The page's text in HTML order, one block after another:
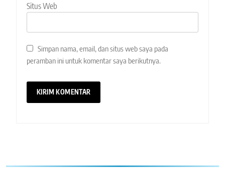
Situs Web
Simpan nama, email, dan situs web saya pada
peramban ini untuk komentar saya berikutnya.